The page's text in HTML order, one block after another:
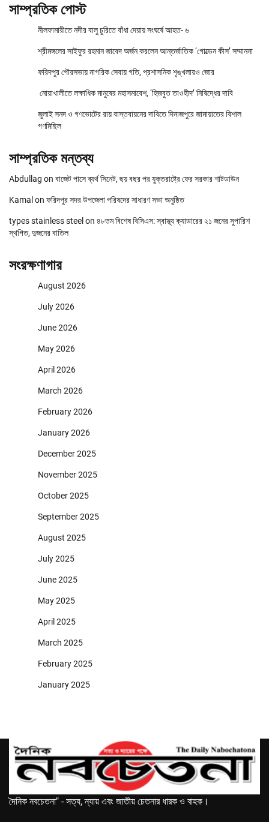
সাম্প্রতিক পোস্ট
নীলফামারীতে নদীর বালু চুরিতে বাঁধা দেয়ায় সংঘর্ষে আহত- ৬
শ্রীমঙ্গলের সাইফুর রহমান জাবেদ অর্জন করলেন আন্তর্জাতিক ‘গোল্ডেন কীস’ সম্মাননা
ফরিদপুর পৌরসভায় নাগরিক সেবায় গতি, প্রশাসনিক শৃঙ্খলায়ও জোর
নোয়াখালীতে লক্ষাধিক মানুষের মহাসমাবেশ, ‘হিজবুত তাওহীদ’ নিষিদ্ধের দাবি
জুলাই সনদ ও গণভোটের রায় বাস্তবায়নের দাবিতে দিনাজপুরে জামায়াতের বিশাল
গণমিছিল
সাম্প্রতিক মন্তব্য
Abdullag on বাজেট পাসে ব্যর্থ সিনেট, ছয় বছর পর যুক্তরাষ্ট্রে ফের সরকার শাটডাউন
Kamal on ফরিদপুর সদর উপজেলা পরিষদের সাধারণ সভা অনুষ্ঠিত
types stainless steel on ৪৮তম বিশেষ বিসিএস: স্বাস্থ্য ক্যাডারের ২১ জনের সুপারিশ
স্থগিত, দুজনের বাতিল
সংরক্ষণাগার
August 2026
July 2026
June 2026
May 2026
April 2026
March 2026
February 2026
January 2026
December 2025
November 2025
October 2025
September 2025
August 2025
July 2025
June 2025
May 2025
April 2025
March 2025
February 2025
January 2025
দৈনিক নবচেতনা" - সত্য, ন্যায় এবং জাতীয় চেতনার ধারক ও বাহক।